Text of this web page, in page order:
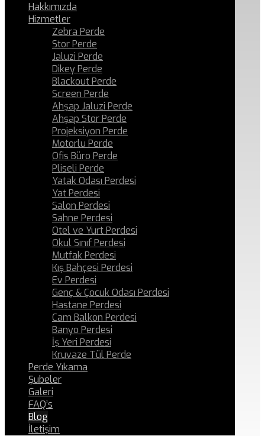
Hakkımızda
Hizmetler
Zebra Perde
Stor Perde
Jaluzi Perde
Dikey Perde
Blackout Perde
Screen Perde
Ahşap Jaluzi Perde
Ahşap Stor Perde
Projeksiyon Perde
Motorlu Perde
Ofis Büro Perde
Pliseli Perde
Yatak Odası Perdesi
Yat Perdesi
Salon Perdesi
Sahne Perdesi
Otel ve Yurt Perdesi
Okul Sınıf Perdesi
Mutfak Perdesi
Kış Bahçesi Perdesi
Ev Perdesi
Genç & Çocuk Odası Perdesi
Hastane Perdesi
Cam Balkon Perdesi
Banyo Perdesi
İş Yeri Perdesi
Kruvaze Tül Perde
Perde Yıkama
Şubeler
Galeri
FAQ’s
Blog
İletişim